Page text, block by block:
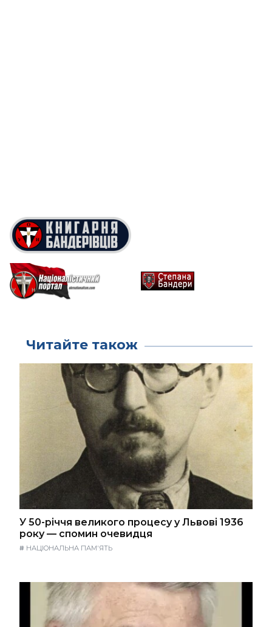
Читайте також
У 50-річчя великого процесу у Львові 1936
року — спомин очевидця
# НАЦІОНАЛЬНА ПАМ'ЯТЬ